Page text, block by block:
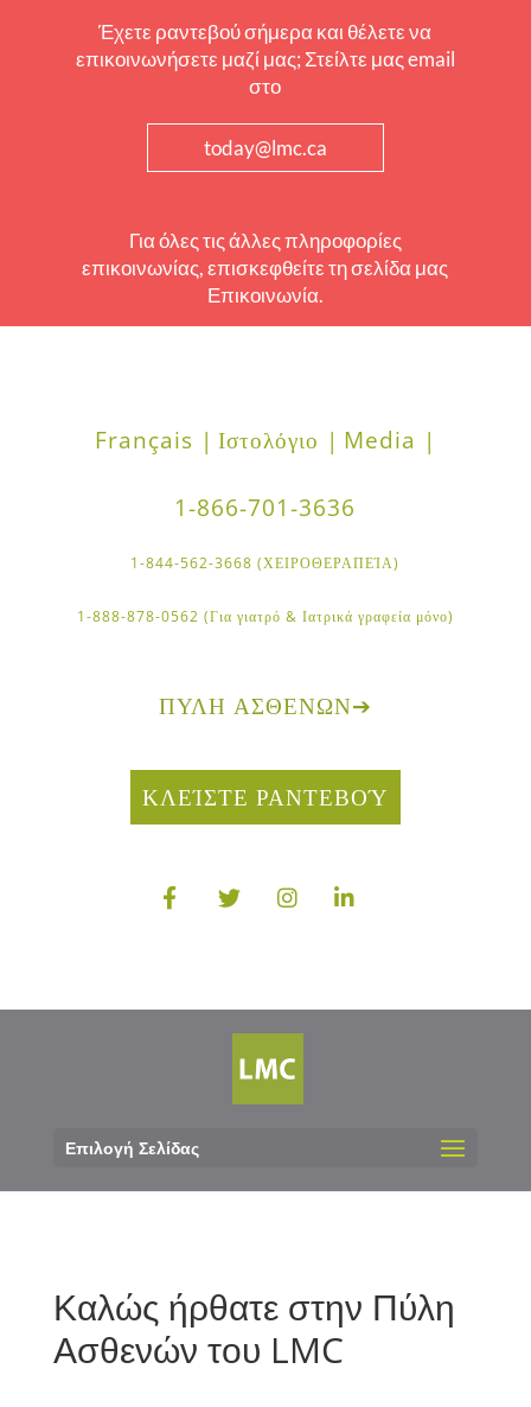
Έχετε ραντεβού σήμερα και θέλετε να
επικοινωνήσετε μαζί μας; Στείλτε μας email
στο
today@lmc.ca
Για όλες τις άλλες πληροφορίες
επικοινωνίας, επισκεφθείτε τη σελίδα μας
Επικοινωνία.
Français | Ιστολόγιο | Media |
1-866-701-3636
1-844-562-3668 (ΧΕΙΡΟΘΕΡΑΠΕΊΑ)
1-888-878-0562 (Για γιατρό & Ιατρικά γραφεία μόνο)
ΠΎΛΗ ΑΣΘΕΝΏΝ➔
ΚΛΕΊΣΤΕ ΡΑΝΤΕΒΟΎ
Επιλογή Σελίδας
Καλώς ήρθατε στην Πύλη
Ασθενών του LMC